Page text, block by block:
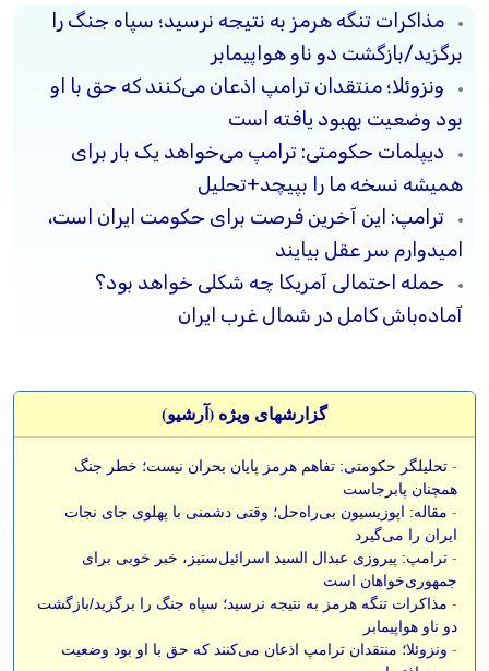
مذاکرات تنگه هرمز به نتیجه نرسید؛ سپاه جنگ را
برگزید/بازگشت دو ناو هواپیمابر
ونزوئلا؛ منتقدان ترامپ اذعان می‌کنند که حق با او
بود وضعیت بهبود یافته است
دیپلمات حکومتی: ترامپ می‌خواهد یک بار برای
همیشه نسخه ما را بپیچد+تحلیل
ترامپ: این آخرین فرصت برای حکومت ایران است،
امیدوارم سر عقل بیایند
حمله احتمالی آمریکا چه شکلی خواهد بود؟
آماده‌باش کامل در شمال غرب ایران
گزارشهای ویژه (آرشيو)
- تحلیلگر حکومتی: تفاهم هرمز پایان بحران نیست؛ خطر جنگ
همچنان پابرجاست
- مقاله: اپوزیسیون بی‌راه‌حل؛ وقتی دشمنی با پهلوی جای نجات
ایران را می‌گیرد
- ترامپ: پیروزی عبدال السید اسرائیل‌ستیز، خبر خوبی برای
جمهوری‌خواهان است
- مذاکرات تنگه هرمز به نتیجه نرسید؛ سپاه جنگ را برگزید/بازگشت
دو ناو هواپیمابر
- ونزوئلا؛ منتقدان ترامپ اذعان می‌کنند که حق با او بود وضعیت